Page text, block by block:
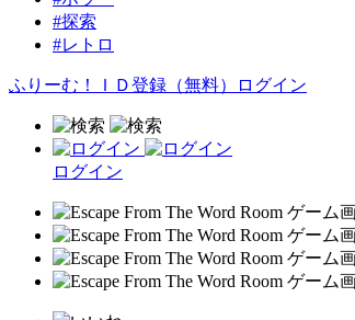
#探索
#レトロ
ふりーむ！ＩＤ登録（無料） ログイン
ログイン